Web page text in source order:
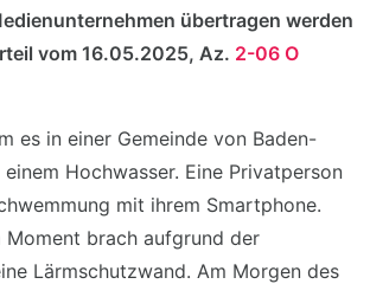
übertragen werden
vom 16.05.2025, Az. 2-06 O
es in einer Gemeinde von Baden-
Hochwasser. Eine Privatperson
mit ihrem Smartphone.
Moment brach aufgrund der
Lärmschutzwand. Am Morgen des